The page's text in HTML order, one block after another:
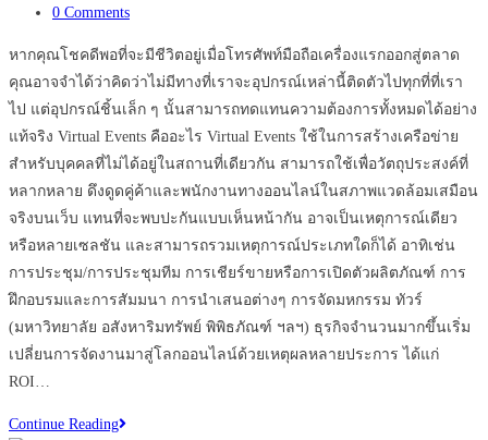
หา
category:
Post
0 Comments
หากคุณโชคดีพอที่จะมีชีวิตอยู่เมื่อโทรศัพท์มือถือเครื่องแรกออกสู่ตลาด
คุณอาจจำได้ว่าคิดว่าไม่มีทางที่เราจะอุปกรณ์เหล่านี้ติดตัวไปทุกที่ที่เรา
ไป แต่อุปกรณ์ชิ้นเล็ก ๆ นั้นสามารถทดแทนความต้องการทั้งหมดได้อย่าง
แท้จริง Virtual Events คืออะไร Virtual Events ใช้ในการสร้างเครือข่าย
สำหรับบุคคลที่ไม่ได้อยู่ในสถานที่เดียวกัน สามารถใช้เพื่อวัตถุประสงค์ที่
หลากหลาย ดึงดูดคู่ค้าและพนักงานทางออนไลน์ในสภาพแวดล้อมเสมือน
จริงบนเว็บ แทนที่จะพบปะกันแบบเห็นหน้ากัน อาจเป็นเหตุการณ์เดียว
หรือหลายเซลชัน และสามารถรวมเหตุการณ์ประเภทใดก็ได้ อาทิเช่น
การประชุม/การประชุมทีม การเชียร์ขายหรือการเปิดตัวผลิตภัณฑ์ การ
ฝึกอบรมและการสัมมนา การนำเสนอต่างๆ การจัดมหกรรม ทัวร์
(มหาวิทยาลัย อสังหาริมทรัพย์ พิพิธภัณฑ์ ฯลฯ) ธุรกิจจำนวนมากขึ้นเริ่ม
เปลี่ยนการจัดงานมาสู่โลกออนไลน์ด้วยเหตุผลหลายประการ ได้แก่
ROI…
Continue ReadingVirtual